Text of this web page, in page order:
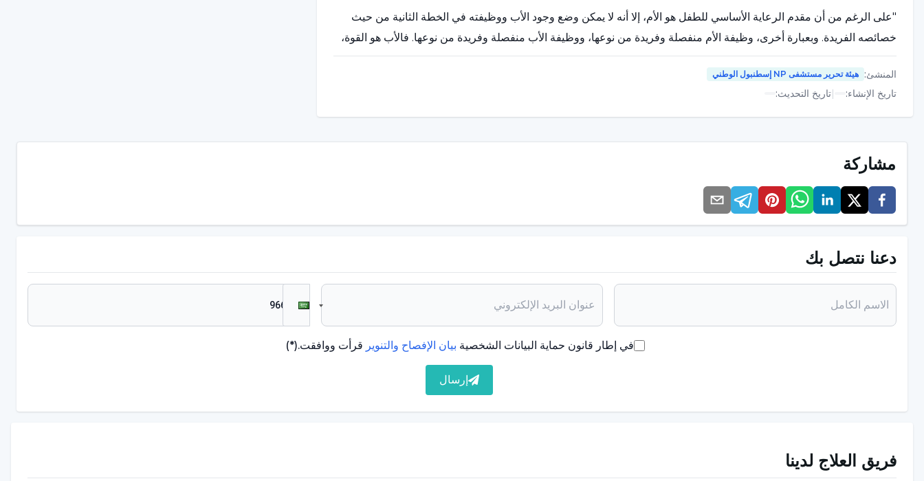
"على الرغم من أن مقدم الرعاية الأساسي للطفل هو الأم، إلا أنه لا يمكن وضع وجود الأب ووظيفته في الخطة الثانية من حيث
خصائصه الفريدة. وبعبارة أخرى، وظيفة الأم منفصلة وفريدة من نوعها، ووظيفة الأب منفصلة وفريدة من نوعها. فالأب هو القوة،
هو المرفأ الذي يُلجأ إليه في البحار العاصفة، هو الجبل الذي يستند إليه عندما يضعف الجسد في الصعوبات. الأب هو الثقة، نظام
الدفاع عن الأسرة. إنه الدرع الذي يحمي ويصون بقاء الأسرة من كل أنواع الهجمات التي تهدد الأسرة. في ظل وجود مثل هذه
الشخصية الأبوية يشعر الطفل بالأمان ويمنع تأسيس أمراض مثل اضطرابات الاكتئاب والقلق. إذا تم منع الطفل من التعرض لأي
نوع من الصدمات في ظل وجود أب فعال، يتم أيضًا منع الأمراض المرتبطة بالصدمات التي تحدث في مرحلة البلوغ".
الأولاد يتطلعون إلى آبائهم
ووظيفة الأب في نظر ابنته وابنه مختلفة بطبيعة الحال. إذا نظرنا من منظور المفهوم الذي نسميه القدوة، يمكننا القول بسهولة أن
الأب هو نموذج أولي لابنه لوظائف الأبوة والزوجية التي سيشاهدها في المستقبل. وفيما يتعلق بوظيفة هذا النموذج الأولي، فإن
يشكل موقف الأب تجاه ابنته نموذجاً لزوج المستقبل. فالابنة تبحث عن الصفات الإيجابية التي تراها في والدها في زوجها، ولا تريد
أن تكون الصفات الإشكالية في والدها في زوجها. وللأسف فإن الفتيات اللاتي نشأن بدون أب يتزوجن من زوج رمزي يضعنه كأب".
وأشار الدكتور ألبر إفرنسيل إلى أنه من الصعب جدًا وضع تعريف مثالي في العلاقة بين الأب والطفل، وقال: "نظرًا لاختلاف طباع
المنشئ: هيئة تحرير مستشفى NP إسطنبول الوطني
تاريخ الإنشاء:
|تاريخ التحديث:
مشاركة
دعنا نتصل بك
في إطار قانون حماية البيانات الشخصية بيان الإفصاح والتنوير قرأت ووافقت.(*)
إرسال
فريق العلاج لدينا